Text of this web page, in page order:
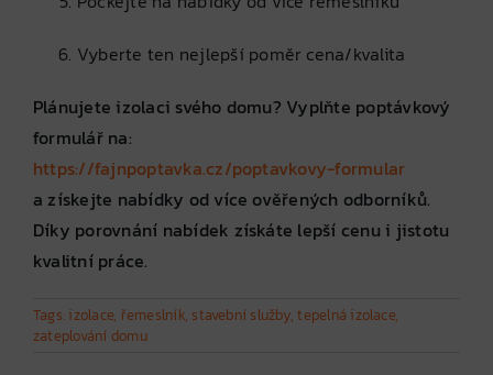
Vyberte ten nejlepší poměr cena/kvalita
Plánujete izolaci svého domu? Vyplňte poptávkový
formulář na:
https://fajnpoptavka.cz/poptavkovy-formular
a získejte nabídky od více ověřených odborníků.
Díky porovnání nabídek získáte lepší cenu i jistotu
kvalitní práce.
Tags: izolace, řemeslník, stavební služby,tepelná izolace,
zateplování domu